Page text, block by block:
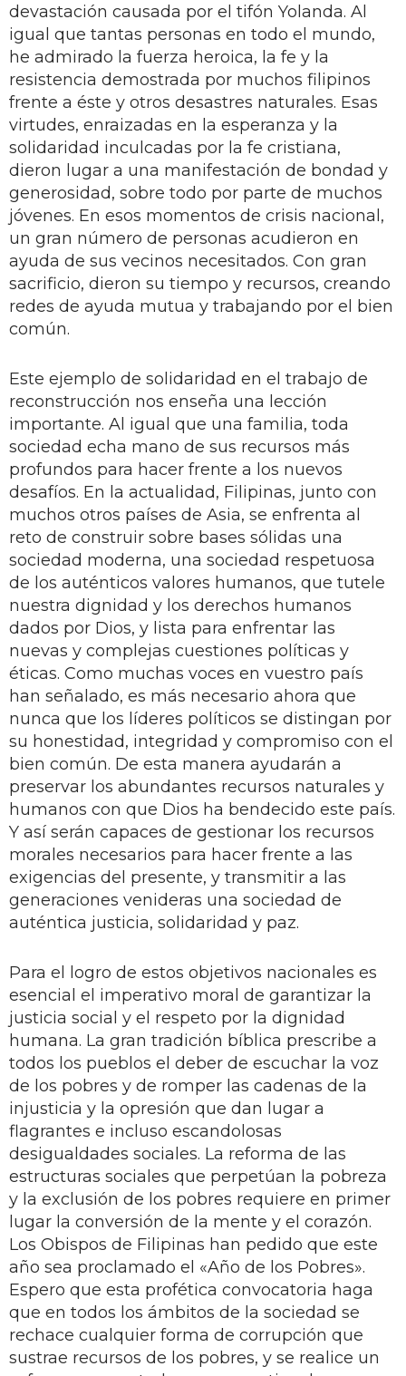
devastación causada por el tifón Yolanda. Al
igual que tantas personas en todo el mundo,
he admirado la fuerza heroica, la fe y la
resistencia demostrada por muchos filipinos
frente a éste y otros desastres naturales. Esas
virtudes, enraizadas en la esperanza y la
solidaridad inculcadas por la fe cristiana,
dieron lugar a una manifestación de bondad y
generosidad, sobre todo por parte de muchos
jóvenes. En esos momentos de crisis nacional,
un gran número de personas acudieron en
ayuda de sus vecinos necesitados. Con gran
sacrificio, dieron su tiempo y recursos, creando
redes de ayuda mutua y trabajando por el bien
común.
Este ejemplo de solidaridad en el trabajo de
reconstrucción nos enseña una lección
importante. Al igual que una familia, toda
sociedad echa mano de sus recursos más
profundos para hacer frente a los nuevos
desafíos. En la actualidad, Filipinas, junto con
muchos otros países de Asia, se enfrenta al
reto de construir sobre bases sólidas una
sociedad moderna, una sociedad respetuosa
de los auténticos valores humanos, que tutele
nuestra dignidad y los derechos humanos
dados por Dios, y lista para enfrentar las
nuevas y complejas cuestiones políticas y
éticas. Como muchas voces en vuestro país
han señalado, es más necesario ahora que
nunca que los líderes políticos se distingan por
su honestidad, integridad y compromiso con el
bien común. De esta manera ayudarán a
preservar los abundantes recursos naturales y
humanos con que Dios ha bendecido este país.
Y así serán capaces de gestionar los recursos
morales necesarios para hacer frente a las
exigencias del presente, y transmitir a las
generaciones venideras una sociedad de
auténtica justicia, solidaridad y paz.
Para el logro de estos objetivos nacionales es
esencial el imperativo moral de garantizar la
justicia social y el respeto por la dignidad
humana. La gran tradición bíblica prescribe a
todos los pueblos el deber de escuchar la voz
de los pobres y de romper las cadenas de la
injusticia y la opresión que dan lugar a
flagrantes e incluso escandolosas
desigualdades sociales. La reforma de las
estructuras sociales que perpetúan la pobreza
y la exclusión de los pobres requiere en primer
lugar la conversión de la mente y el corazón.
Los Obispos de Filipinas han pedido que este
año sea proclamado el «Año de los Pobres».
Espero que esta profética convocatoria haga
que en todos los ámbitos de la sociedad se
rechace cualquier forma de corrupción que
sustrae recursos de los pobres, y se realice un